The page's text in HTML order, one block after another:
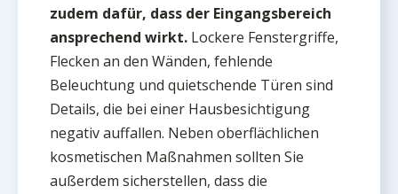
zudem dafür, dass der Eingangsbereich
ansprechend wirkt. Lockere Fenstergriffe,
Flecken an den Wänden, fehlende
Beleuchtung und quietschende Türen sind
Details, die bei einer Hausbesichtigung
negativ auffallen. Neben oberflächlichen
kosmetischen Maßnahmen sollten Sie
außerdem sicherstellen, dass die